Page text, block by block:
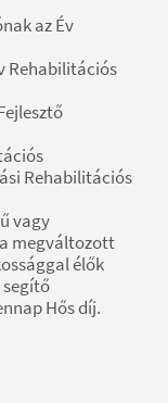
az Év
Rehabilitációs
Rehabilitációs
vagy
megváltozott
élők
Hős díj.